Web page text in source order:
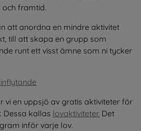
framtid.
att anordna en mindre aktivitet
till att skapa en grupp som
runt ett visst ämne som ni tycker
vi en uppsjö av gratis aktiviteter för
Dessa kallas lovaktiviteter. Det
inför varje lov.